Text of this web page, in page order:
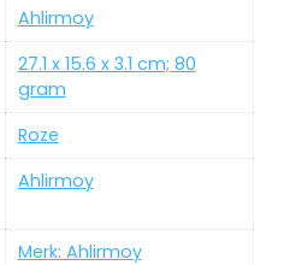
‎Ahlirmoy
‎27.1 x 15.6 x 3.1 cm; 80
gram
‎Roze
‎Ahlirmoy
Merk: Ahlirmoy